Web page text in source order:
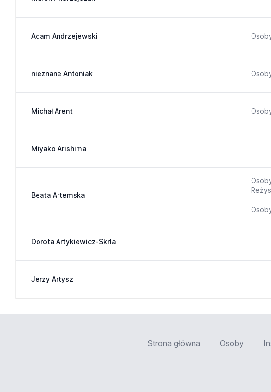
Adam Andrzejewski
nieznane Antoniak
Michał Arent
Miyako Arishima
Beata Artemska
Dorota Artykiewicz-Skrla
Jerzy Artysz
Strona główna Osoby